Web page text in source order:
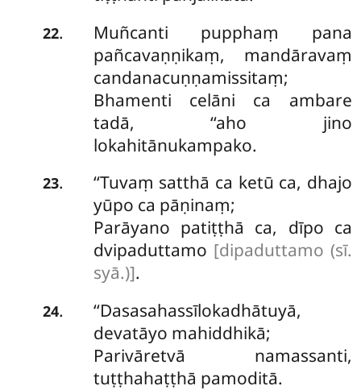
22.
Muñcanti pupphaṃ pana
pañcavaṇṇikaṃ, mandāravaṃ
candanacuṇṇamissitaṃ;
Bhamenti celāni ca ambare
tadā, ‘‘aho jino
lokahitānukampako.
23.
‘‘Tuvaṃ satthā ca ketū ca, dhajo
yūpo ca pāṇinaṃ;
Parāyano patiṭṭhā ca, dīpo ca
dvipaduttamo [dipaduttamo (sī.
syā.)].
24.
‘‘Dasasahassīlokadhātuyā,
devatāyo mahiddhikā;
Parivāretvā namassanti,
tuṭṭhahaṭṭhā pamoditā.